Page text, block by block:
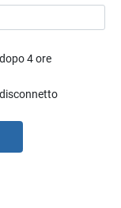
4 ore